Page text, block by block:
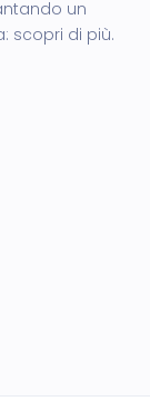
un
scopri di più.